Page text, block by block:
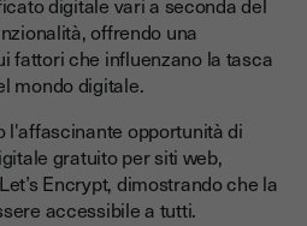
offrendo una
fattori che influenzano la tasca
mondo digitale.
l'affascinante opportunità di
gratuito per siti web,
Encrypt, dimostrando che la
accessibile a tutti.